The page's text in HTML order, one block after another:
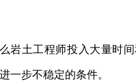
岩土工程师投入大量
一步不稳定的条件。